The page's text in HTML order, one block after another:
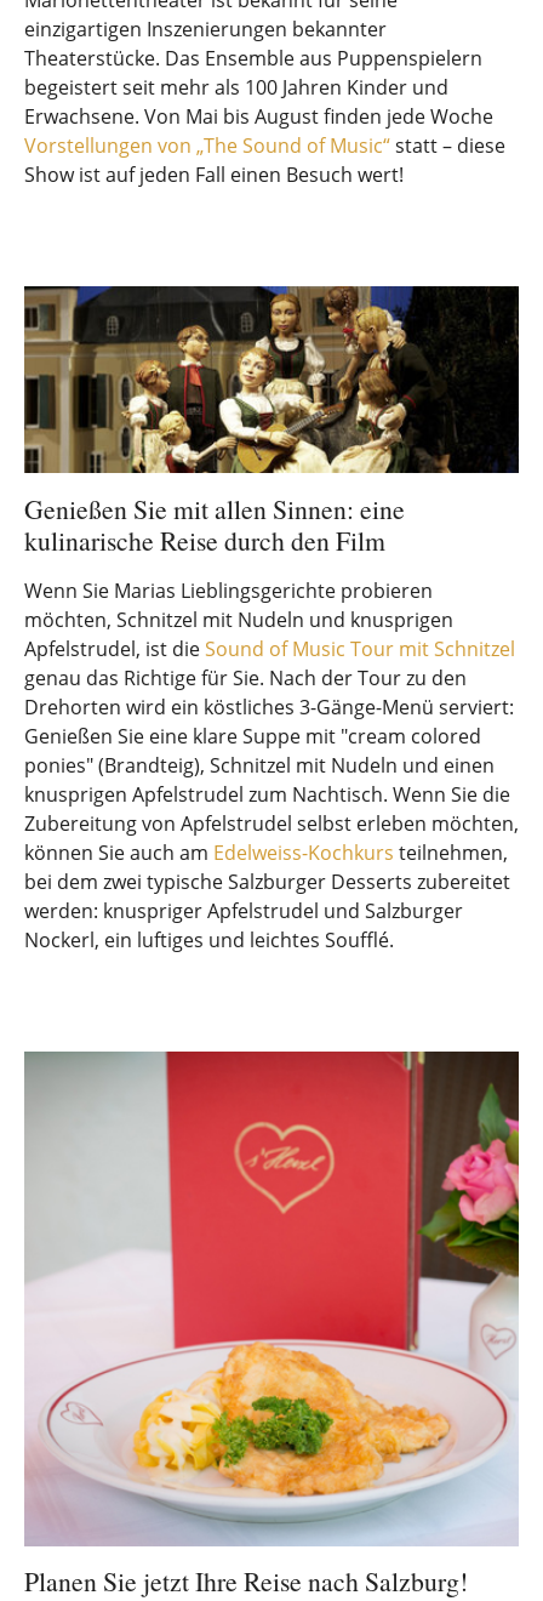
einzigartigen Inszenierungen bekannter
Theaterstücke. Das Ensemble aus Puppenspielern
begeistert seit mehr als 100 Jahren Kinder und
Erwachsene. Von Mai bis August finden jede Woche
Vorstellungen von „The Sound of Music“statt – diese
Show ist auf jeden Fall einen Besuch wert!
Genießen Sie mit allen Sinnen: eine
kulinarische Reise durch den Film
Wenn Sie Marias Lieblingsgerichte probieren
möchten, Schnitzel mit Nudeln und knusprigen
Apfelstrudel, ist dieSound of Music Tour mit Schnitzel
genau das Richtige für Sie. Nach der Tour zu den
Drehorten wird ein köstliches 3-Gänge-Menü serviert:
Genießen Sie eine klare Suppe mit "cream colored
ponies" (Brandteig), Schnitzel mit Nudeln und einen
knusprigen Apfelstrudel zum Nachtisch. Wenn Sie die
Zubereitung von Apfelstrudel selbst erleben möchten,
können Sie auch am Edelweiss-Kochkurs teilnehmen,
bei dem zwei typische Salzburger Desserts zubereitet
werden: knuspriger Apfelstrudel und Salzburger
Nockerl, ein luftiges und leichtes Soufflé.
Planen Sie jetzt Ihre Reise nach Salzburg!